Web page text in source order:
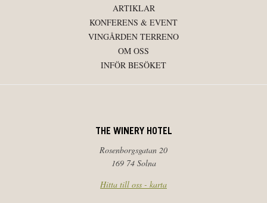
ARTIKLAR
KONFERENS & EVENT
VINGÅRDEN TERRENO
OM OSS
INFÖR BESÖKET
THE WINERY HOTEL
Rosenborgsgatan 20
169 74 Solna
Hitta till oss - karta